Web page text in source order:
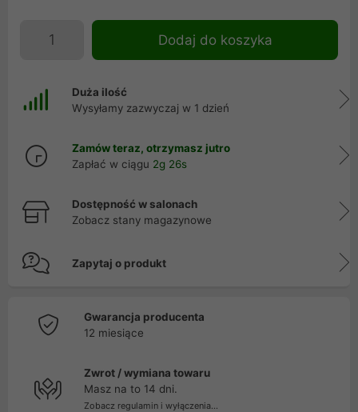
Dodaj do koszyka
Duża ilość
Wysyłamy zazwyczaj w 1 dzień
Zamów teraz, otrzymasz jutro
Zapłać w ciągu 2g 26s
Dostępność w salonach
Zobacz stany magazynowe
Zapytaj o produkt
Gwarancja producenta
12 miesiące
Zwrot / wymiana towaru
Masz na to 14 dni.
Zobacz regulamin i wyłączenia...